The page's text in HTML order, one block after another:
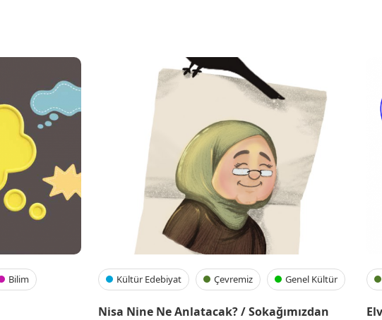
Bilim Kültür Edebiyat Çevremiz Genel Kültür
Nisa Nine Ne Anlatacak? / Sokağımızdan